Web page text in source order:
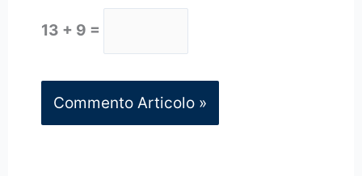
13 + 9 =